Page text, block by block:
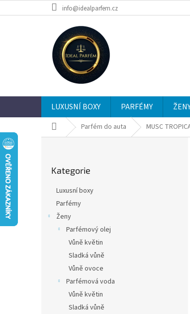
na
info@idealparfem.cz
LUXUSNÍ BOXY PARFÉMY
Domů Parfém do auta MUSC
kategorie
Kategorie
Luxusní boxy
Parfémy
Ženy
Parfémový olej
Vůně květin
Sladká vůně
Vůně ovoce
Parfémová voda
Vůně květin
Sladká vůně